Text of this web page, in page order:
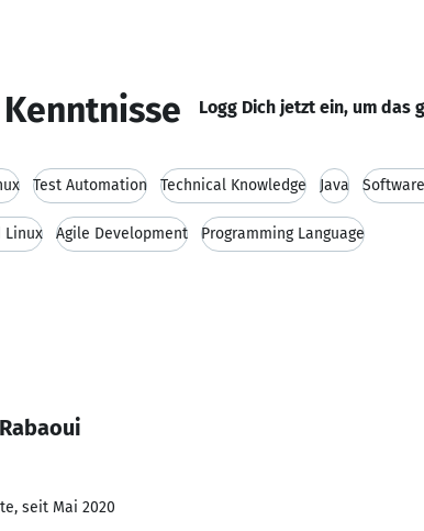
Logg Dich jetzt ein, um das
Test Automation Technical Knowledge Java
Linux Agile Development Programming Language
seit Mai 2020